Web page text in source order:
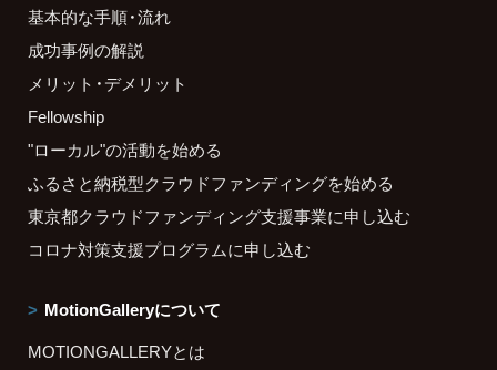
基本的な手順・流れ
成功事例の解説
メリット・デメリット
Fellowship
"ローカル"の活動を始める
ふるさと納税型クラウドファンディングを始める
東京都クラウドファンディング支援事業に申し込む
コロナ対策支援プログラムに申し込む
MotionGalleryについて
MOTIONGALLERYとは